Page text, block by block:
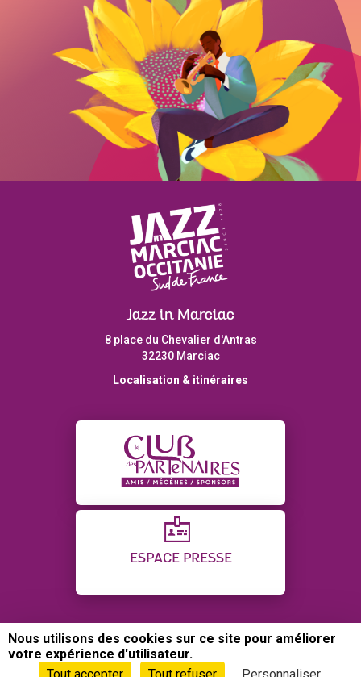
Jazz in Marciac
8 place du Chevalier d'Antras
32230 Marciac
Localisation & itinéraires
ESPACE PRESSE
CONTACT PLAN DU SITE
CRÉDITS
POLITIQUE DE CONFIDENTIALITÉ
GESTION DES COOKIES
Nous utilisons des cookies sur ce site pour améliorer
votre expérience d'utilisateur.